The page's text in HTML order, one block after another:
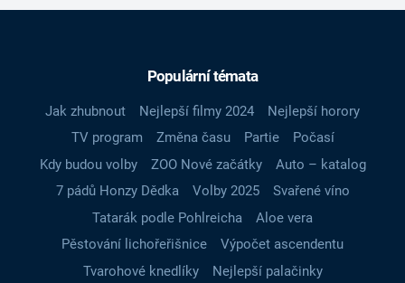
Populární témata
Jak zhubnout Nejlepší filmy 2024
Nejlepší horory
TV program
Změna času Partie
Počasí
Kdy budou volby
ZOO Nové začátky
Auto – katalog
7 pádů Honzy Dědka
Volby 2025
Svařené víno
Tatarák podle Pohlreicha
Aloe vera
Pěstování lichořeřišnice
Výpočet ascendentu
Tvarohové knedlíky
Nejlepší palačinky